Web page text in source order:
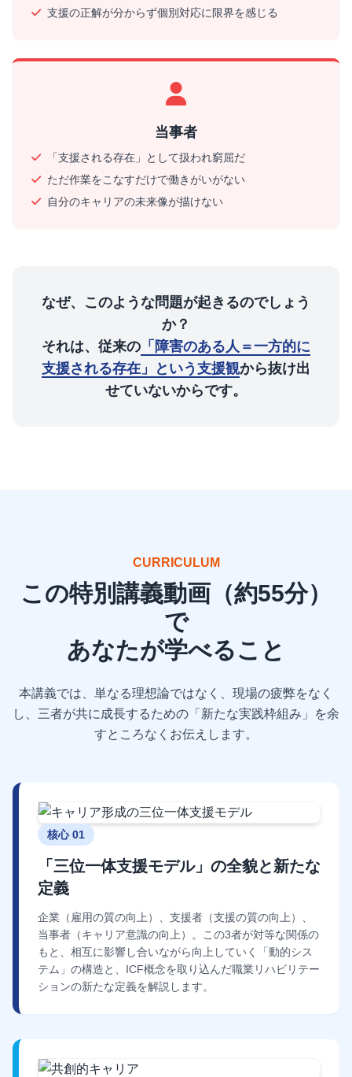
支援の正解が分からず個別対応に限界を感じる
当事者
「支援される存在」として扱われ窮屈だ
ただ作業をこなすだけで働きがいがない
自分のキャリアの未来像が描けない
なぜ、このような問題が起きるのでしょう
か？
それは、従来の 「障害のある人＝一方的に
支援される存在」という支援観から抜け出
せていないからです。
CURRICULUM
この特別講義動画（約55分）
で
あなたが学べること
本講義では、単なる理想論ではなく、現場の疲弊をなく
し、三者が共に成長するための「新たな実践枠組み」を余
すところなくお伝えします。
核心 01
「三位一体支援モデル」の全貌と新たな
定義
企業（雇用の質の向上）、支援者（支援の質の向上）、
当事者（キャリア意識の向上）。この3者が対等な関係の
もと、相互に影響し合いながら向上していく「動的シス
テム」の構造と、ICF概念を取り込んだ職業リハビリテー
ションの新たな定義を解説します。